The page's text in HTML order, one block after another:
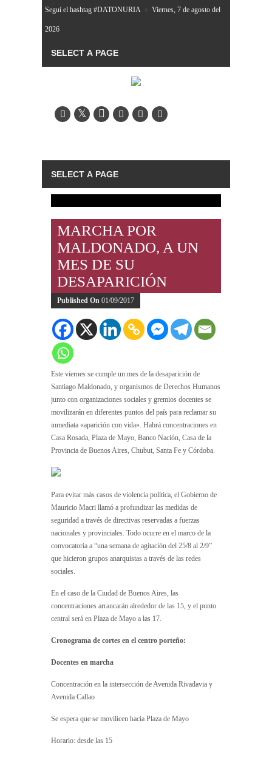
Seguí el hashtag #DATONURIA » Viernes, 7 de agosto del
2026
MARCHA POR
MALDONADO, A UN
MES DE SU
DESAPARICIÓN
Published On 01/09/2017
Este viernes se cumple un mes de la desaparición de
Santiago Maldonado, y organismos de Derechos Humanos
junto con organizaciones sociales y gremios docentes se
movilizarán en diferentes puntos del país para reclamar su
inmediata «aparición con vida». Habrá concentraciones en
Casa Rosada, Plaza de Mayo, Banco Nación, Casa de la
Provincia de Buenos Aires, Chubut, Santa Fe y Córdoba.
Para evitar más casos de violencia política, el Gobierno de
Mauricio Macri llamó a profundizar las medidas de
seguridad a través de directivas reservadas a fuerzas
nacionales y provinciales. Todo ocurre en el marco de la
convocatoria a “una semana de agitación del 25/8 al 2/9”
que hicieron grupos anarquistas a través de las redes
sociales.
En el caso de la Ciudad de Buenos Aires, las
concentraciones arrancarán alrededor de las 15, y el punto
central será en Plaza de Mayo a las 17.
Cronograma de cortes en el centro porteño:
Docentes en marcha
Concentración en la intersección de Avenida Rivadavia y
Avenida Callao
Se espera que se movilicen hacia Plaza de Mayo
Horario: desde las 15